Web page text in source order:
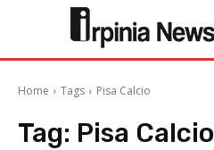
Home Tags Pisa Calcio
Tag: Pisa Calcio